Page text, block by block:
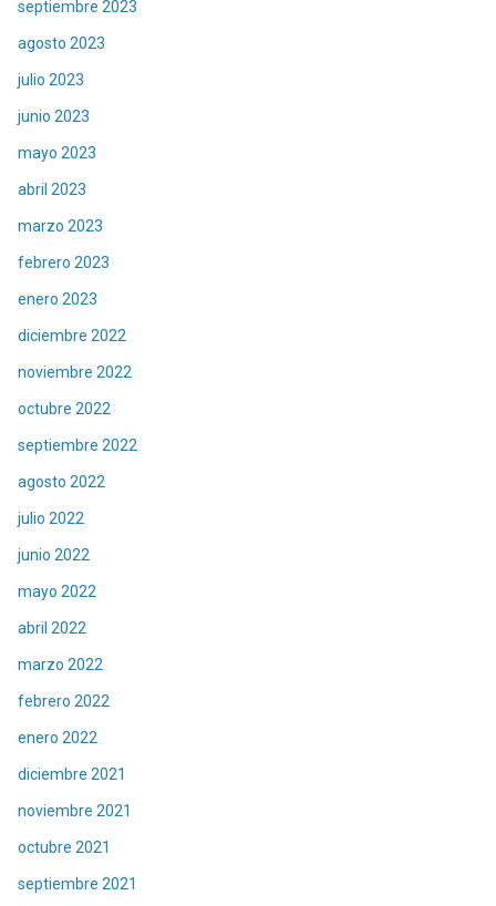
septiembre 2023
agosto 2023
julio 2023
junio 2023
mayo 2023
abril 2023
marzo 2023
febrero 2023
enero 2023
diciembre 2022
noviembre 2022
octubre 2022
septiembre 2022
agosto 2022
julio 2022
junio 2022
mayo 2022
abril 2022
marzo 2022
febrero 2022
enero 2022
diciembre 2021
noviembre 2021
octubre 2021
septiembre 2021